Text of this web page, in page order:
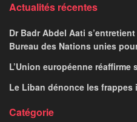
Actualités récentes
Dr Badr Abdel Aati
Bureau des Nations unies
L’Union européenne réaffirme
Le Liban dénonce les frappes
Catégorie